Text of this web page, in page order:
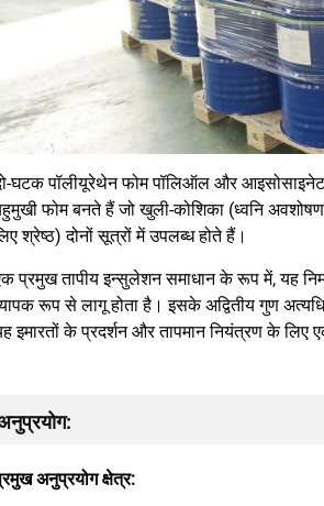
घटक पॉलीयूरेथेन फोम पॉलिऑल और आइसोसाइनेट
फोम बनते हैं जो खुली-कोशिका (ध्वनि
श्रेष्ठ) दोनों सूत्रों में उपलब्ध होते हैं।
प्रमुख तापीय इन्सुलेशन समाधान के रूप में, यह
रूप से लागू होता है। इसके अद्वितीय गुण
इमारतों के प्रदर्शन और तापमान नियंत्रण के लिए
अनुप्रयोग क्षेत्र: